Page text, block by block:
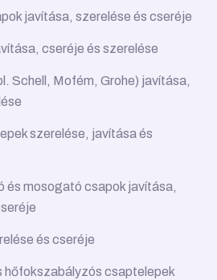
javítása, szerelése és cseréje
cseréje és szerelése
Schell, Mofém, Grohe) javítása,
szerelése, javítása és
és mosogató csapok javítása,
és cseréje
hőfokszabályzós csaptelepek